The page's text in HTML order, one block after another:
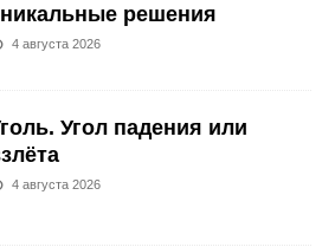
решения
4 августа 2026
Угол падения или
4 августа 2026